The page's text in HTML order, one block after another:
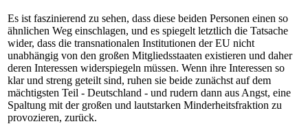
Es ist faszinierend zu sehen, dass diese beiden Personen einen so
ähnlichen Weg einschlagen, und es spiegelt letztlich die Tatsache
wider, dass die transnationalen Institutionen der EU nicht
unabhängig von den großen Mitgliedsstaaten existieren und daher
deren Interessen widerspiegeln müssen. Wenn ihre Interessen so
klar und streng geteilt sind, ruhen sie beide zunächst auf dem
mächtigsten Teil - Deutschland - und rudern dann aus Angst, eine
Spaltung mit der großen und lautstarken Minderheitsfraktion zu
provozieren, zurück.